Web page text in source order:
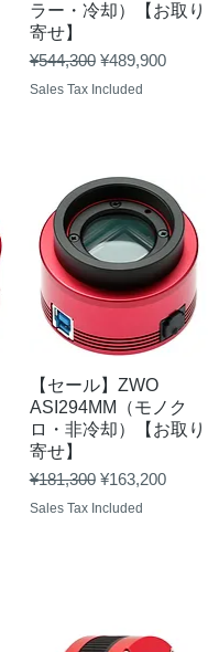
ラー・冷却）【お取り
寄せ】
Regular Price
¥544,300 Sale Price
¥489,900
Sales Tax Included
Quick View
【セール】ZWO
ASI294MM（モノク
ロ・非冷却）【お取り
寄せ】
Regular Price
¥181,300 Sale Price
¥163,200
Sales Tax Included